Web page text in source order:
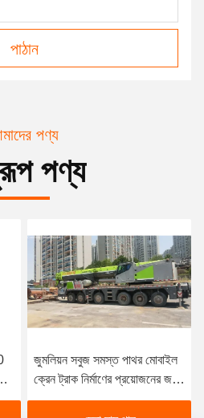
পাঠান
পণ্য
পণ্য
সবুজ সমস্ত পাথর মোবাইল
নির্মাণের প্রয়োজনের জন্য
মোবাইল ৮০
শিল্প দুর্দান্ত